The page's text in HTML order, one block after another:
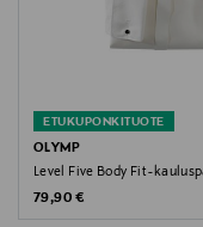
Pesulämpötila
Väri
00 WHITE
ETUKUPONKITUOTE
OLYMP
Level Five Body Fit -
Original Price
79,90 €